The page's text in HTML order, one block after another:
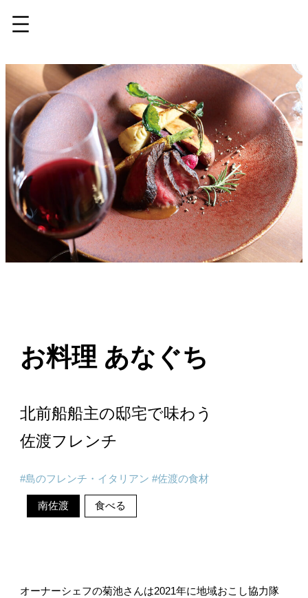
容
ス
キ
プ
お料理 あなぐち
北前船船主の邸宅で味わう
佐渡フレンチ
島のフレンチ・イタリアン 佐渡の食材
南佐渡 食べる
オーナーシェフの菊池さんは2021年に地域おこし協力隊